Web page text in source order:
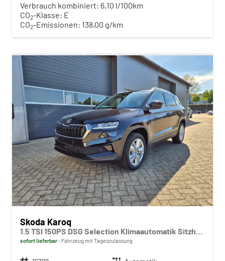
Verbrauch kombiniert: 6,10 l/100km
CO2-Klasse: E
CO2-Emissionen: 138,00 g/km
Skoda Karoq
1.5 TSI 150PS DSG Selection Klimaautomatik Sitzheizung Lenkradheizung ACC PDC v+h Rückf.Kamera abg.Scheiben Apple CarPlay Android Auto 17"LM
sofort lieferbar Fahrzeug mit Tageszulassung